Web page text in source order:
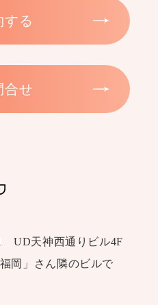
する
合せ
UD天神西通りビル4F
岡」さん隣のビルで